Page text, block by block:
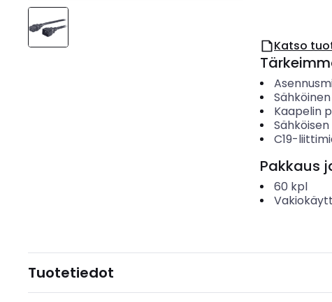
Katso
Kaapelin
C19-
Pakkaus
60 kpl
Tuotetiedot